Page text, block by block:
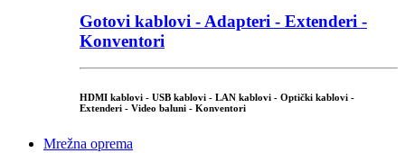
Gotovi kablovi - Adapteri - Extenderi -
Konventori
HDMI kablovi - USB kablovi - LAN kablovi - Optički kablovi -
Extenderi - Video baluni - Konventori
Mrežna oprema